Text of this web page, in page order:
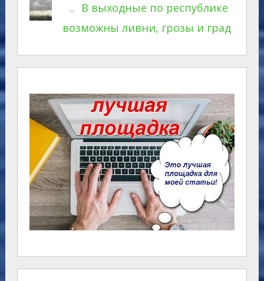
В выходные по республике
возможны ливни, грозы и град